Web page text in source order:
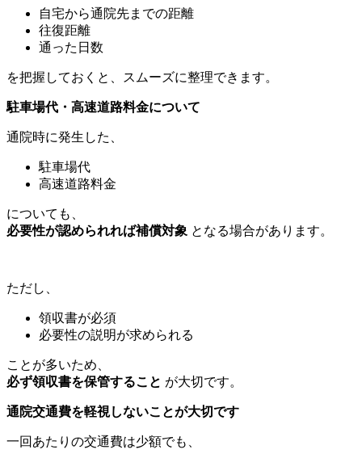
自宅から通院先までの距離
往復距離
通った日数
を把握しておくと、スムーズに整理できます。
駐車場代・高速道路料金について
通院時に発生した、
駐車場代
高速道路料金
についても、
必要性が認められれば補償対象 となる場合があります。
ただし、
領収書が必須
必要性の説明が求められる
ことが多いため、
必ず領収書を保管すること が大切です。
通院交通費を軽視しないことが大切です
一回あたりの交通費は少額でも、